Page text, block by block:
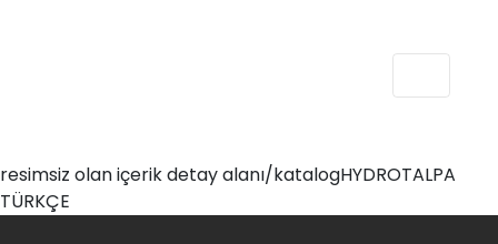
resimsiz olan içerik detay alanı/katalogHYDROTALPA
TÜRKÇE